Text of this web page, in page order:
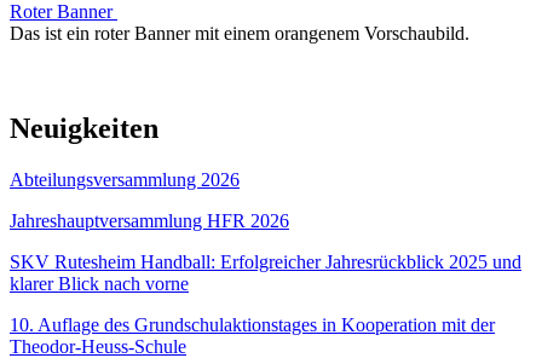
Roter Banner
Das ist ein roter Banner mit einem orangenem Vorschaubild.
Neuigkeiten
Abteilungsversammlung 2026
Jahreshauptversammlung HFR 2026
SKV Rutesheim Handball: Erfolgreicher Jahresrückblick 2025 und
klarer Blick nach vorne
10. Auflage des Grundschulaktionstages in Kooperation mit der
Theodor-Heuss-Schule